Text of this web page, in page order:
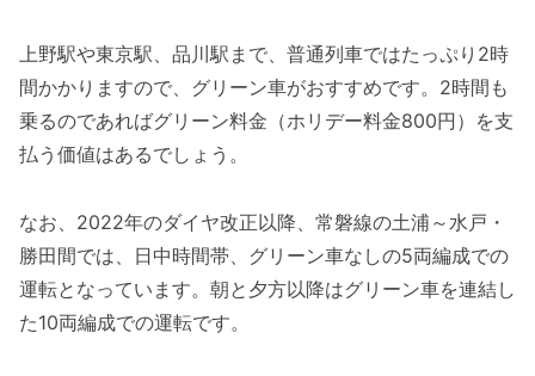
上野駅や東京駅、品川駅まで、普通列車ではたっぷり2時
間かかりますので、グリーン車がおすすめです。2時間も
乗るのであればグリーン料金（ホリデー料金800円）を支
払う価値はあるでしょう。
なお、2022年のダイヤ改正以降、常磐線の土浦～水戸・
勝田間では、日中時間帯、グリーン車なしの5両編成での
運転となっています。朝と夕方以降はグリーン車を連結し
た10両編成での運転です。